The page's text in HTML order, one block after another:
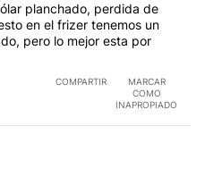
planchado, perdida de
en el frizer tenemos un
pero lo mejor esta por
COMPARTIR
MARCAR
COMO
INAPROPIADO